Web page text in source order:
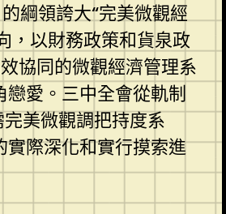
綱領誇大“完美微觀經
，以財務政策和貨泉政
協同的微觀經濟管理系
愛。三中全會從軌制
美微觀調把持度系
際深化和實行摸索進